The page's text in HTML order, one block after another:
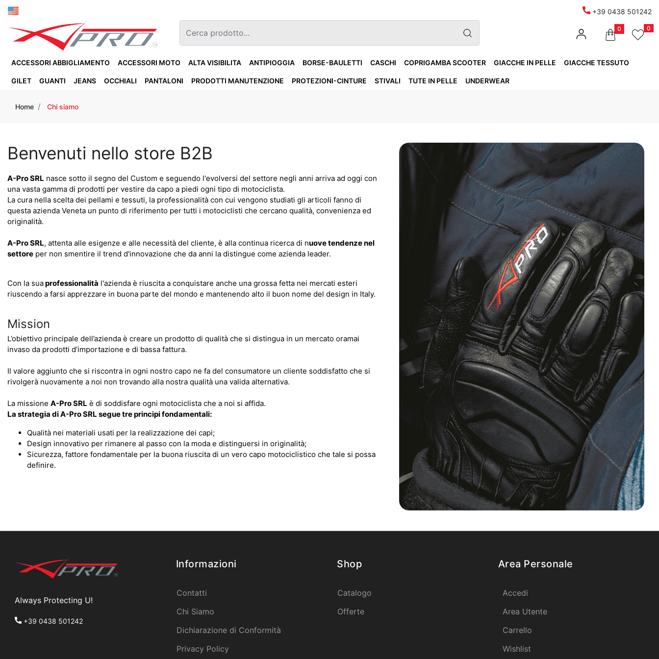
+39 0438 501242
0 0
ACCESSORI ABBIGLIAMENTO ACCESSORI MOTO ALTA VISIBILITA ANTIPIOGGIA BORSE-BAULETTI CASCHI COPRIGAMBA SCOOTER GIACCHE IN PELLE GIACCHE TESSUTO
GILET GUANTI JEANS OCCHIALI PANTALONI PRODOTTI MANUTENZIONE PROTEZIONI-CINTURE STIVALI TUTE IN PELLE UNDERWEAR
Home Chi siamo
Benvenuti nello store B2B
A-Pro SRL nasce sotto il segno del Custom e seguendo l'evolversi del settore negli anni arriva ad oggi con
una vasta gamma di prodotti per vestire da capo a piedi ogni tipo di motociclista.
La cura nella scelta dei pellami e tessuti, la professionalità con cui vengono studiati gli articoli fanno di
questa azienda Veneta un punto di riferimento per tutti i motociclisti che cercano qualità, convenienza ed
originalità.
A-Pro SRL, attenta alle esigenze e alle necessità del cliente, è alla continua ricerca di nuove tendenze nel
settore per non smentire il trend d'innovazione che da anni la distingue come azienda leader.
Con la suaprofessionalità l'azienda è riuscita a conquistare anche una grossa fetta nei mercati esteri
riuscendo a farsi apprezzare in buona parte del mondo e mantenendo alto il buon nome del design in Italy.
Mission
L’obiettivo principale dell’azienda è creare un prodotto di qualità che si distingua in un mercato oramai
invaso da prodotti d’importazione e di bassa fattura.
Il valore aggiunto che si riscontra in ogni nostro capo ne fa del consumatore un cliente soddisfatto che si
rivolgerà nuovamente a noi non trovando alla nostra qualità una valida alternativa.
La missione A-Pro SRL è di soddisfare ogni motociclista che a noi si affida.
La strategia di A-Pro SRL segue tre principi fondamentali:
Qualità nei materiali usati per la realizzazione dei capi;
Design innovativo per rimanere al passo con la moda e distinguersi in originalità;
Sicurezza, fattore fondamentale per la buona riuscita di un vero capo motociclistico che tale si possa
definire.
Always Protecting U!
+39 0438 501242
Informazioni
Contatti
Chi Siamo
Dichiarazione di Conformità
Privacy Policy
Shop
Catalogo
Offerte
Area Personale
Accedi
Area Utente
Carrello
Wishlist